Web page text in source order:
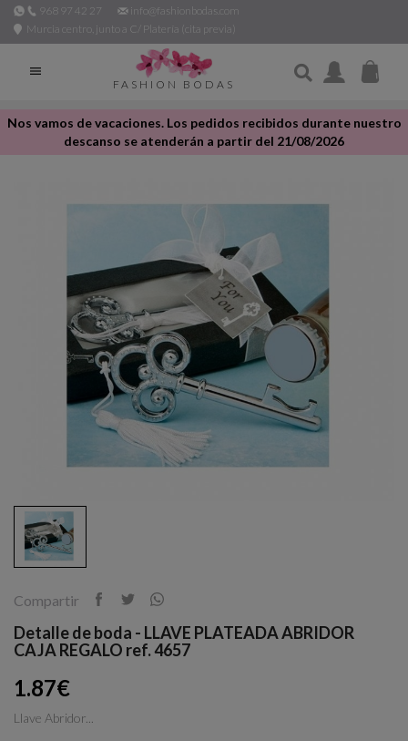
968 97 42 27
info@fashionbodas.com
Murcia centro, junto a C/ Platería (cita previa)

FASHION BODAS
Nos vamos de vacaciones. Los pedidos recibidos durante nuestro
descanso se atenderán a partir del 21/08/2026
Compartir
Detalle de boda - LLAVE PLATEADA ABRIDOR
CAJA REGALO ref. 4657
1.87€
Llave Abridor...